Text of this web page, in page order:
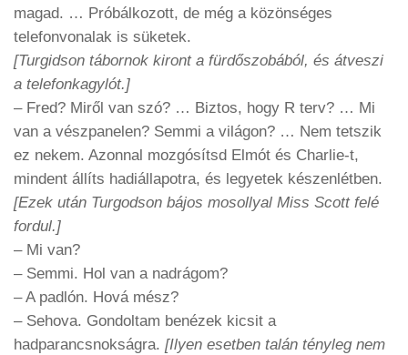
magad. … Próbálkozott, de még a közönséges
telefonvonalak is süketek.
[Turgidson tábornok kiront a fürdőszobából, és átveszi
a telefonkagylót.]
– Fred? Miről van szó? … Biztos, hogy R terv? … Mi
van a vészpanelen? Semmi a világon? … Nem tetszik
ez nekem. Azonnal mozgósítsd Elmót és Charlie-t,
mindent állíts hadiállapotra, és legyetek készenlétben.
[Ezek után Turgodson bájos mosollyal Miss Scott felé
fordul.]
– Mi van?
– Semmi. Hol van a nadrágom?
– A padlón. Hová mész?
– Sehova. Gondoltam benézek kicsit a
hadparancsnokságra. [Ilyen esetben talán tényleg nem